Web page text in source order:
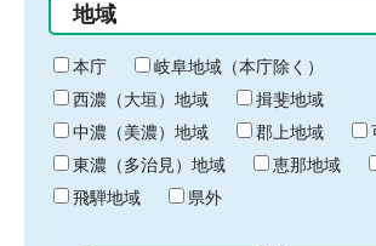
り
終
わ
り
地域
本庁
岐阜地域（本庁除く）
西濃（大垣）地域
揖斐地域
中濃（美濃）地域
郡上地域
東濃（多治見）地域
恵那地域
飛騨地域
県外